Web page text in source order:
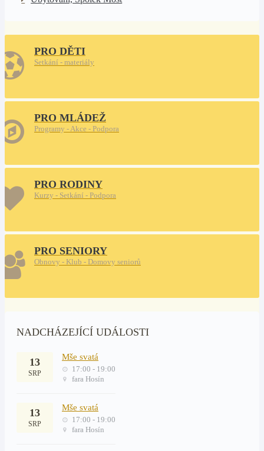
PRO DĚTI
Setkání - materiály
PRO MLÁDEŽ
Programy - Akce - Podpora
PRO RODINY
Kurzy - Setkání - Podpora
PRO SENIORY
Obnovy - Klub - Domovy seniorů
NADCHÁZEJÍCÍ UDÁLOSTI
13
SRP
Mše svatá
17:00 - 19:00
fara Hosín
13
SRP
Mše svatá
17:00 - 19:00
fara Hosín